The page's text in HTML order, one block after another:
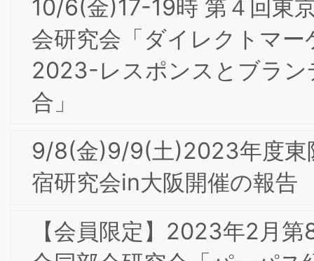
デザイン経営」
【会員限定】2021年7月 第4回東阪合同
専門部会研究会「世界最大規模の行動パ
ターンデータアグリゲータ“SQREEM”の
テクノロジー」
【会員限定】2021年6月 第3回東京・大
阪合同専門部会委員会「観光ブランドと
しての山梨ー山梨のワイン産業と歩んだ
まなし観光推進機構 仲田 道弘氏